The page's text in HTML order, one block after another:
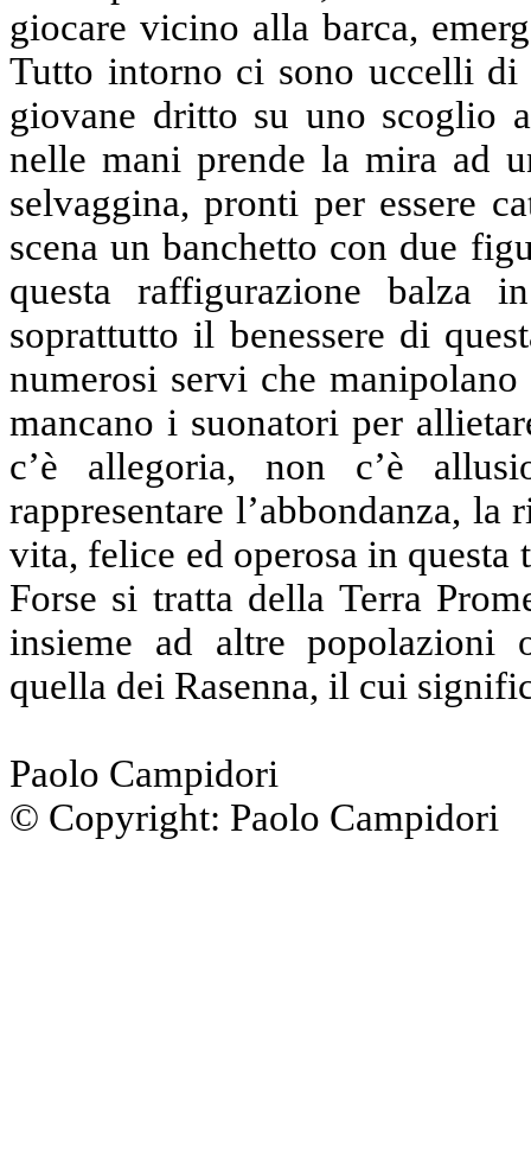
giocare vicino alla barca,
Tutto intorno ci sono uccelli di
giovane dritto su uno scoglio
nelle mani prende la mira ad
selvaggina, pronti per essere
scena un banchetto con due
questa raffigurazione balza
soprattutto il benessere di
numerosi servi che
mancano i suonatori per
c’è allegoria, non c’è
rappresentare l’abbondanza,
vita, felice ed operosa in questa
Forse si tratta della Terra
insieme ad altre popolazioni
quella dei Rasenna, il cui
Paolo Campidori
© Copyright: Paolo Campidori